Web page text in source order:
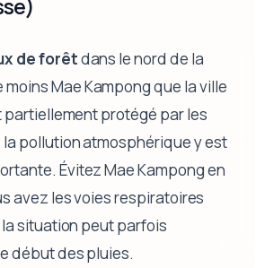
de forêtdans le nord de la
Mae Kampong que la ville
partiellement protégé par les
pollution atmosphérique y est
Évitez Mae Kampong en
avez les voies respiratoires
situation peut parfois
début des pluies.